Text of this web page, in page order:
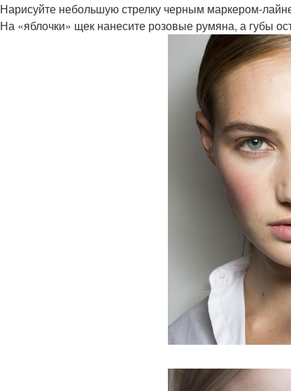
Нарисуйте небольшую стрелку черным маркером-
На «яблочки» щек нанесите розовые румяна, а губы